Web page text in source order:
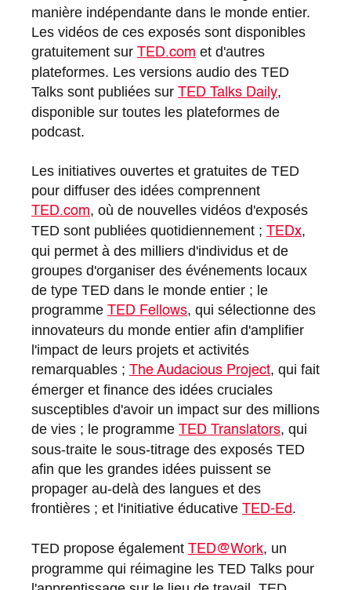
manière indépendante dans le monde entier.
Les vidéos de ces exposés sont disponibles
gratuitement sur TED.com et d'autres
plateformes. Les versions audio des TED
Talks sont publiées sur TED Talks Daily,
disponible sur toutes les plateformes de
podcast.
Les initiatives ouvertes et gratuites de TED
pour diffuser des idées comprennent
TED.com, où de nouvelles vidéos d'exposés
TED sont publiées quotidiennement ; TEDx,
qui permet à des milliers d'individus et de
groupes d'organiser des événements locaux
de type TED dans le monde entier ; le
programme TED Fellows, qui sélectionne des
innovateurs du monde entier afin d'amplifier
l'impact de leurs projets et activités
remarquables ; The Audacious Project, qui fait
émerger et finance des idées cruciales
susceptibles d'avoir un impact sur des millions
de vies ; le programme TED Translators, qui
sous-traite le sous-titrage des exposés TED
afin que les grandes idées puissent se
propager au-delà des langues et des
frontières ; et l'initiative éducative TED-Ed.
TED propose également TED@Work, un
programme qui réimagine les TED Talks pour